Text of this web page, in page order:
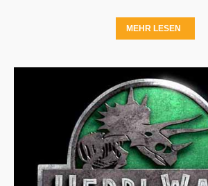
MEHR LESEN